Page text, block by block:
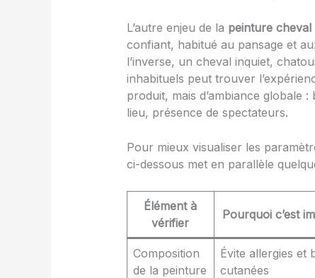
L’autre enjeu de la peinture cheval
confiant, habitué au pansage et
l’inverse, un cheval inquiet,
inhabituels peut trouver
produit, mais d’ambiance globale
lieu, présence de spectateurs.
Pour mieux visualiser les
ci-dessous met en parallèle
Élément à
vérifier
Pourquoi c’est
Composition
de la peinture
Évite allergies et
cutanées